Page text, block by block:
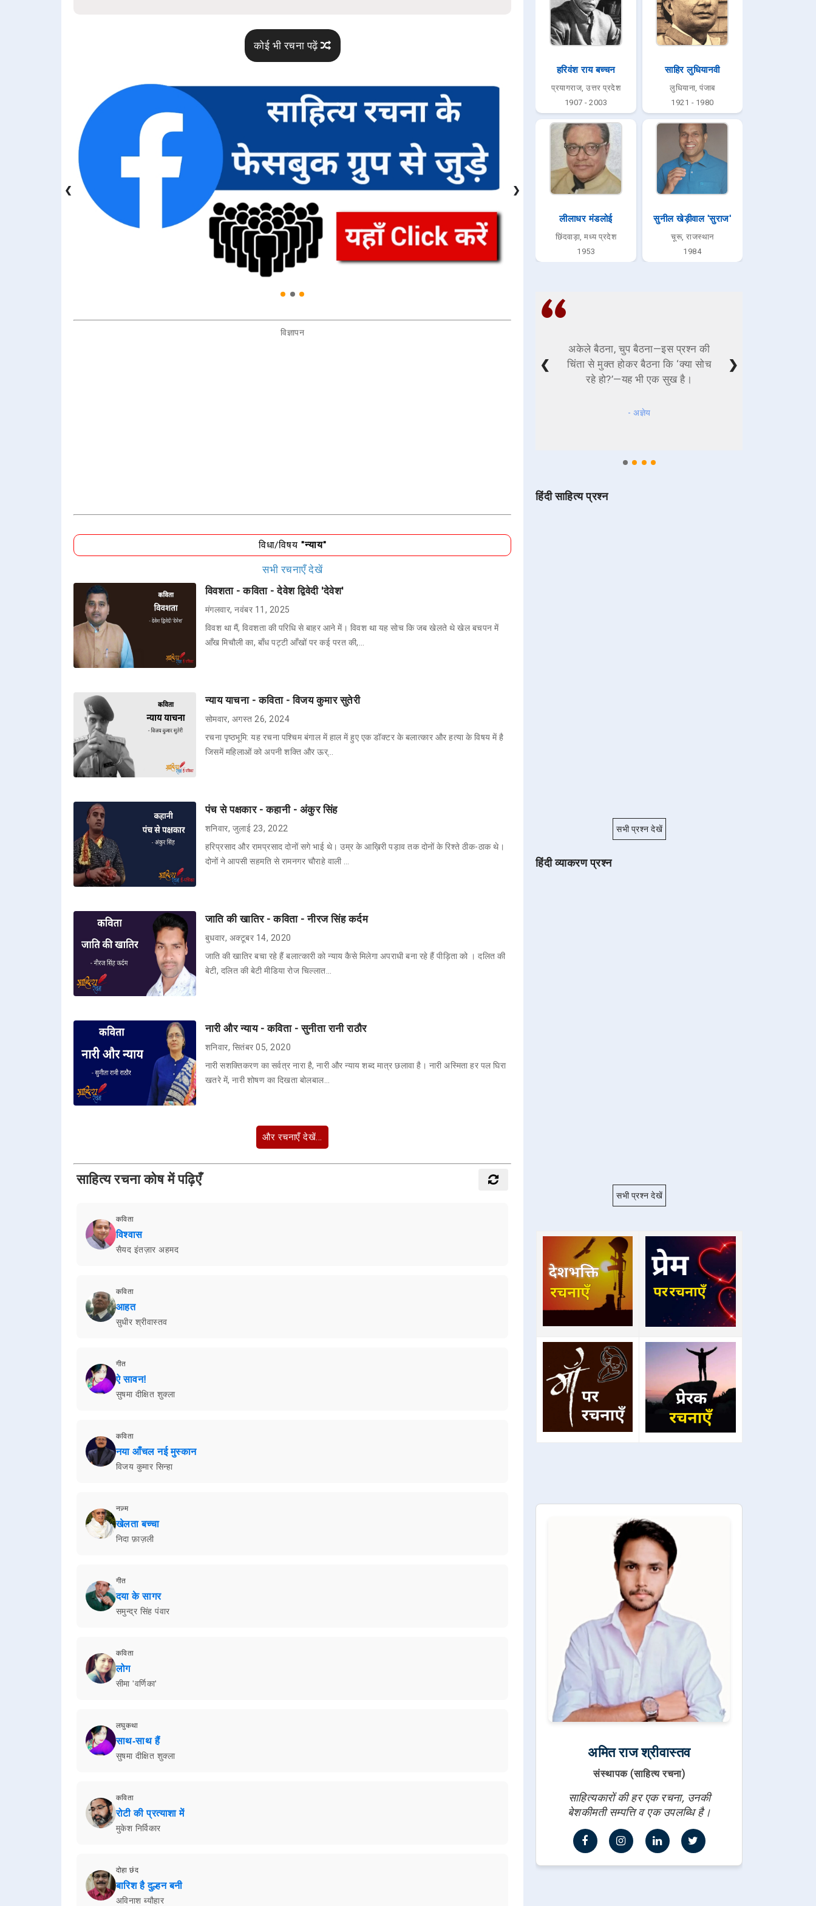
कोई भी रचना पढ़ें
❮ ❯
विज्ञापन
विधा/विषय "न्याय"
सभी रचनाएँ देखें
विवशता - कविता - देवेश द्विवेदी 'देवेश'
मंगलवार, नवंबर 11, 2025
विवश था मैं, विवशता की परिधि से बाहर आने में। विवश था यह सोच कि जब खेलते थे खेल बचपन में
आँख मिचौली का, बाँध पट्टी आँखों पर कई परत की,…
न्याय याचना - कविता - विजय कुमार सुतेरी
सोमवार, अगस्त 26, 2024
रचना पृष्ठभूमि: यह रचना पश्चिम बंगाल में हाल में हुए एक डॉक्टर के बलात्कार और हत्या के विषय में है
जिसमें महिलाओं को अपनी शक्ति और ऊर्…
पंच से पक्षकार - कहानी - अंकुर सिंह
शनिवार, जुलाई 23, 2022
हरिप्रसाद और रामप्रसाद दोनों सगे भाई थे। उम्र के आख़िरी पड़ाव तक दोनों के रिश्ते ठीक-ठाक थे।
दोनों ने आपसी सहमति से रामनगर चौराहे वाली …
जाति की खातिर - कविता - नीरज सिंह कर्दम
बुधवार, अक्टूबर 14, 2020
जाति की खातिर बचा रहे हैं बलात्कारी को न्याय कैसे मिलेगा अपराधी बना रहे हैं पीड़िता को । दलित की
बेटी, दलित की बेटी मीडिया रोज चिल्लात…
नारी और न्याय - कविता - सुनीता रानी राठौर
शनिवार, सितंबर 05, 2020
नारी सशक्तिकरण का सर्वत्र नारा है, नारी और न्याय शब्द मात्र छलावा है। नारी अस्मिता हर पल घिरा
खतरे में, नारी शोषण का दिखता बोलबाल…
और रचनाएँ देखें...
साहित्य रचना कोष में पढ़िएँ
कविता
विश्वास
सैयद इंतज़ार अहमद
कविता
आहत
सुधीर श्रीवास्तव
गीत
ऐ सावन!
सुषमा दीक्षित शुक्ला
कविता
नया आँचल नई मुस्कान
विजय कुमार सिन्हा
नज़्म
खेलता बच्चा
निदा फ़ाज़ली
गीत
दया के सागर
समुन्द्र सिंह पंवार
कविता
लोग
सीमा 'वर्णिका'
लघुकथा
साथ-साथ हैं
सुषमा दीक्षित शुक्ला
कविता
रोटी की प्रत्याशा में
मुकेश निर्विकार
दोहा छंद
बारिश है दुल्हन बनी
अविनाश ब्यौहार
हरिवंश राय बच्चन
प्रयागराज, उत्तर प्रदेश
1907 - 2003
साहिर लुधियानवी
लुधियाना, पंजाब
1921 - 1980
लीलाधर मंडलोई
छिंदवाड़ा, मध्य प्रदेश
1953
सुनील खेड़ीवाल 'सुराज'
चूरू, राजस्थान
1984
अकेले बैठना, चुप बैठना—इस प्रश्न की
चिंता से मुक्त होकर बैठना कि ‘क्या सोच
रहे हो?’—यह भी एक सुख है।
- अज्ञेय
❮ ❯
हिंदी साहित्य प्रश्न
सभी प्रश्न देखें
हिंदी व्याकरण प्रश्न
सभी प्रश्न देखें
अमित राज श्रीवास्तव
संस्थापक (साहित्य रचना)
साहित्यकारों की हर एक रचना, उनकी
बेशकीमती सम्पत्ति व एक उपलब्धि है।